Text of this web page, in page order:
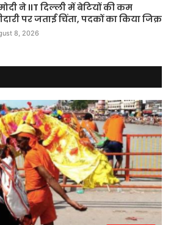
ने IIT दिल्ली में बेटियों की कम
पर जताई चिंता, पदकों का किया जिक्र
8, 2026